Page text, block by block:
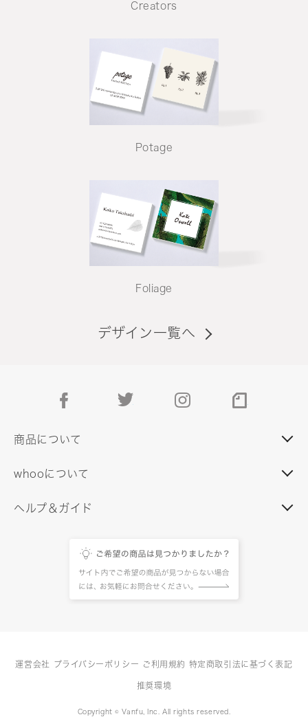
Creators
Potage
Foliage
デザイン一覧へ
facebook instagram
商品について
whooについて
ヘルプ＆ガイド
運営会社 プライバシーポリシー ご利用規約 特定商取引法に基づく表記
推奨環境
Copyright © Vanfu, Inc. All rights reserved.